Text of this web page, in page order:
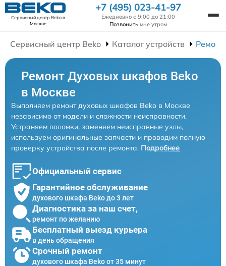
Сервисный центр Bekoв
Москве
+7 (495) 023-41-97
Ежедневно с 9:00 до 21:00
Позвонить мне утром
Сервисный центр Beko Каталог устройств
Ремонт Духовых шкафов Beko
в Москве
Выполняем ремонт духовых шкафов Beko в Москве
независимо от модели и сложности неисправности.
Устраняем поломки, заменяем неисправные узлы,
используем оригинальные запчасти и проводим полную
проверку устройства после ремонта. Подробнее
Официальный сервис
Гарантийное обслуживание
духового шкафа Beko до 3 лет
Диагностика за наш счет,
ремонт по желанию
Бесплатный выезд курьера
в день обращения
Срочный ремонт
духового шкафа Beko от 35 минут